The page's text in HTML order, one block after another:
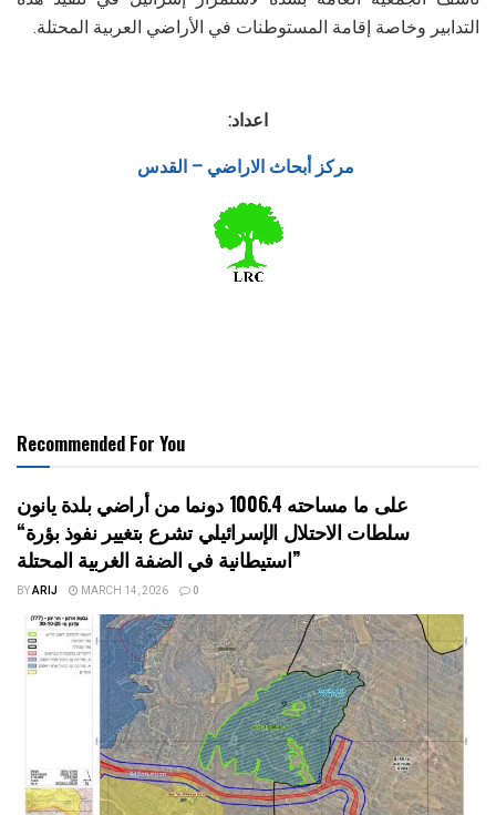
التدابير وخاصة إقامة المستوطنات في الأراضي العربية المحتلة.
اعداد:
مركز أبحاث الاراضي – القدس
Recommended For You
على ما مساحته 1006.4 دونما من أراضي بلدة يانون
“سلطات الاحتلال الإسرائيلي تشرع بتغيير نفوذ بؤرة
استيطانية في الضفة الغربية المحتلة”
BYARIJ MARCH 14, 2026 0